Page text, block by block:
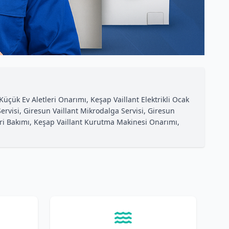
Ev Aletleri Onarımı, Keşap Vaillant Elektrikli Ocak
Giresun Vaillant Mikrodalga Servisi, Giresun
Keşap Vaillant Kurutma Makinesi Onarımı,